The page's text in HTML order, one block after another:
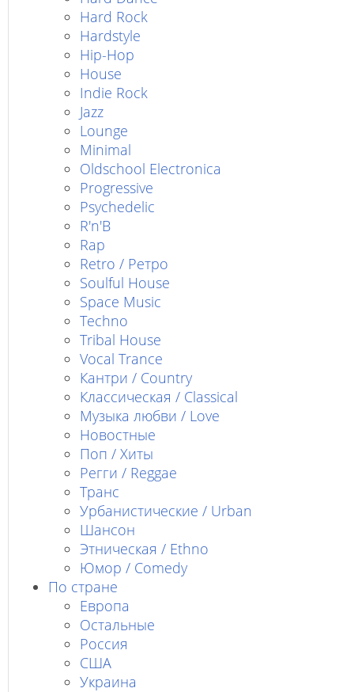
Hard Rock
Hardstyle
Hip-Hop
House
Indie Rock
Jazz
Lounge
Minimal
Oldschool Electronica
Progressive
Psychedelic
R'n'B
Rap
Retro / Ретро
Soulful House
Space Music
Techno
Tribal House
Vocal Trance
Кантри / Country
Классическая / Classical
Музыка любви / Love
Новостные
Поп / Хиты
Регги / Reggae
Транс
Урбанистические / Urban
Шансон
Этническая / Ethno
Юмор / Comedy
По стране
Европа
Остальные
Россия
США
Украина